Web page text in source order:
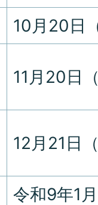
10月20日
11月20日
12月21日
令和9年1